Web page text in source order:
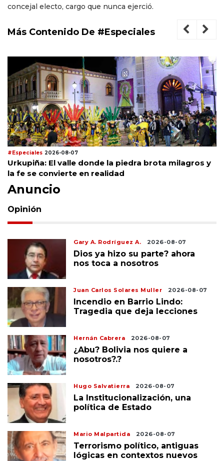
concejal electo, cargo que nunca ejerció.
Más Contenido De #Especiales
#Especiales 2026-08-07
Urkupiña: El valle donde la piedra brota milagros y
la fe se convierte en realidad
Anuncio
Opinión
Gary A. Rodríguez A. 2026-08-07
Dios ya hizo su parte? ahora
nos toca a nosotros
Juan Carlos Solares Muller 2026-08-07
Incendio en Barrio Lindo:
Tragedia que deja lecciones
Hernán Cabrera 2026-08-07
¿Abu? Bolivia nos quiere a
nosotros?.?
Hugo Salvatierra 2026-08-07
La Institucionalización, una
política de Estado
Mario Malpartida 2026-08-07
Terrorismo político, antiguas
lógicas en contextos nuevos